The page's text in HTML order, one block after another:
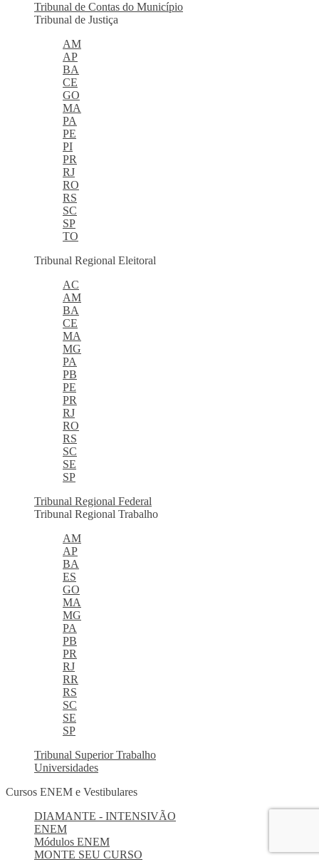
Tribunal de Contas do Município
Tribunal de Justiça
AM
AP
BA
CE
GO
MA
PA
PE
PI
PR
RJ
RO
RS
SC
SP
TO
Tribunal Regional Eleitoral
AC
AM
BA
CE
MA
MG
PA
PB
PE
PR
RJ
RO
RS
SC
SE
SP
Tribunal Regional Federal
Tribunal Regional Trabalho
AM
AP
BA
ES
GO
MA
MG
PA
PB
PR
RJ
RR
RS
SC
SE
SP
Tribunal Superior Trabalho
Universidades
Cursos ENEM e Vestibulares
DIAMANTE - INTENSIVÃO
ENEM
Módulos ENEM
MONTE SEU CURSO